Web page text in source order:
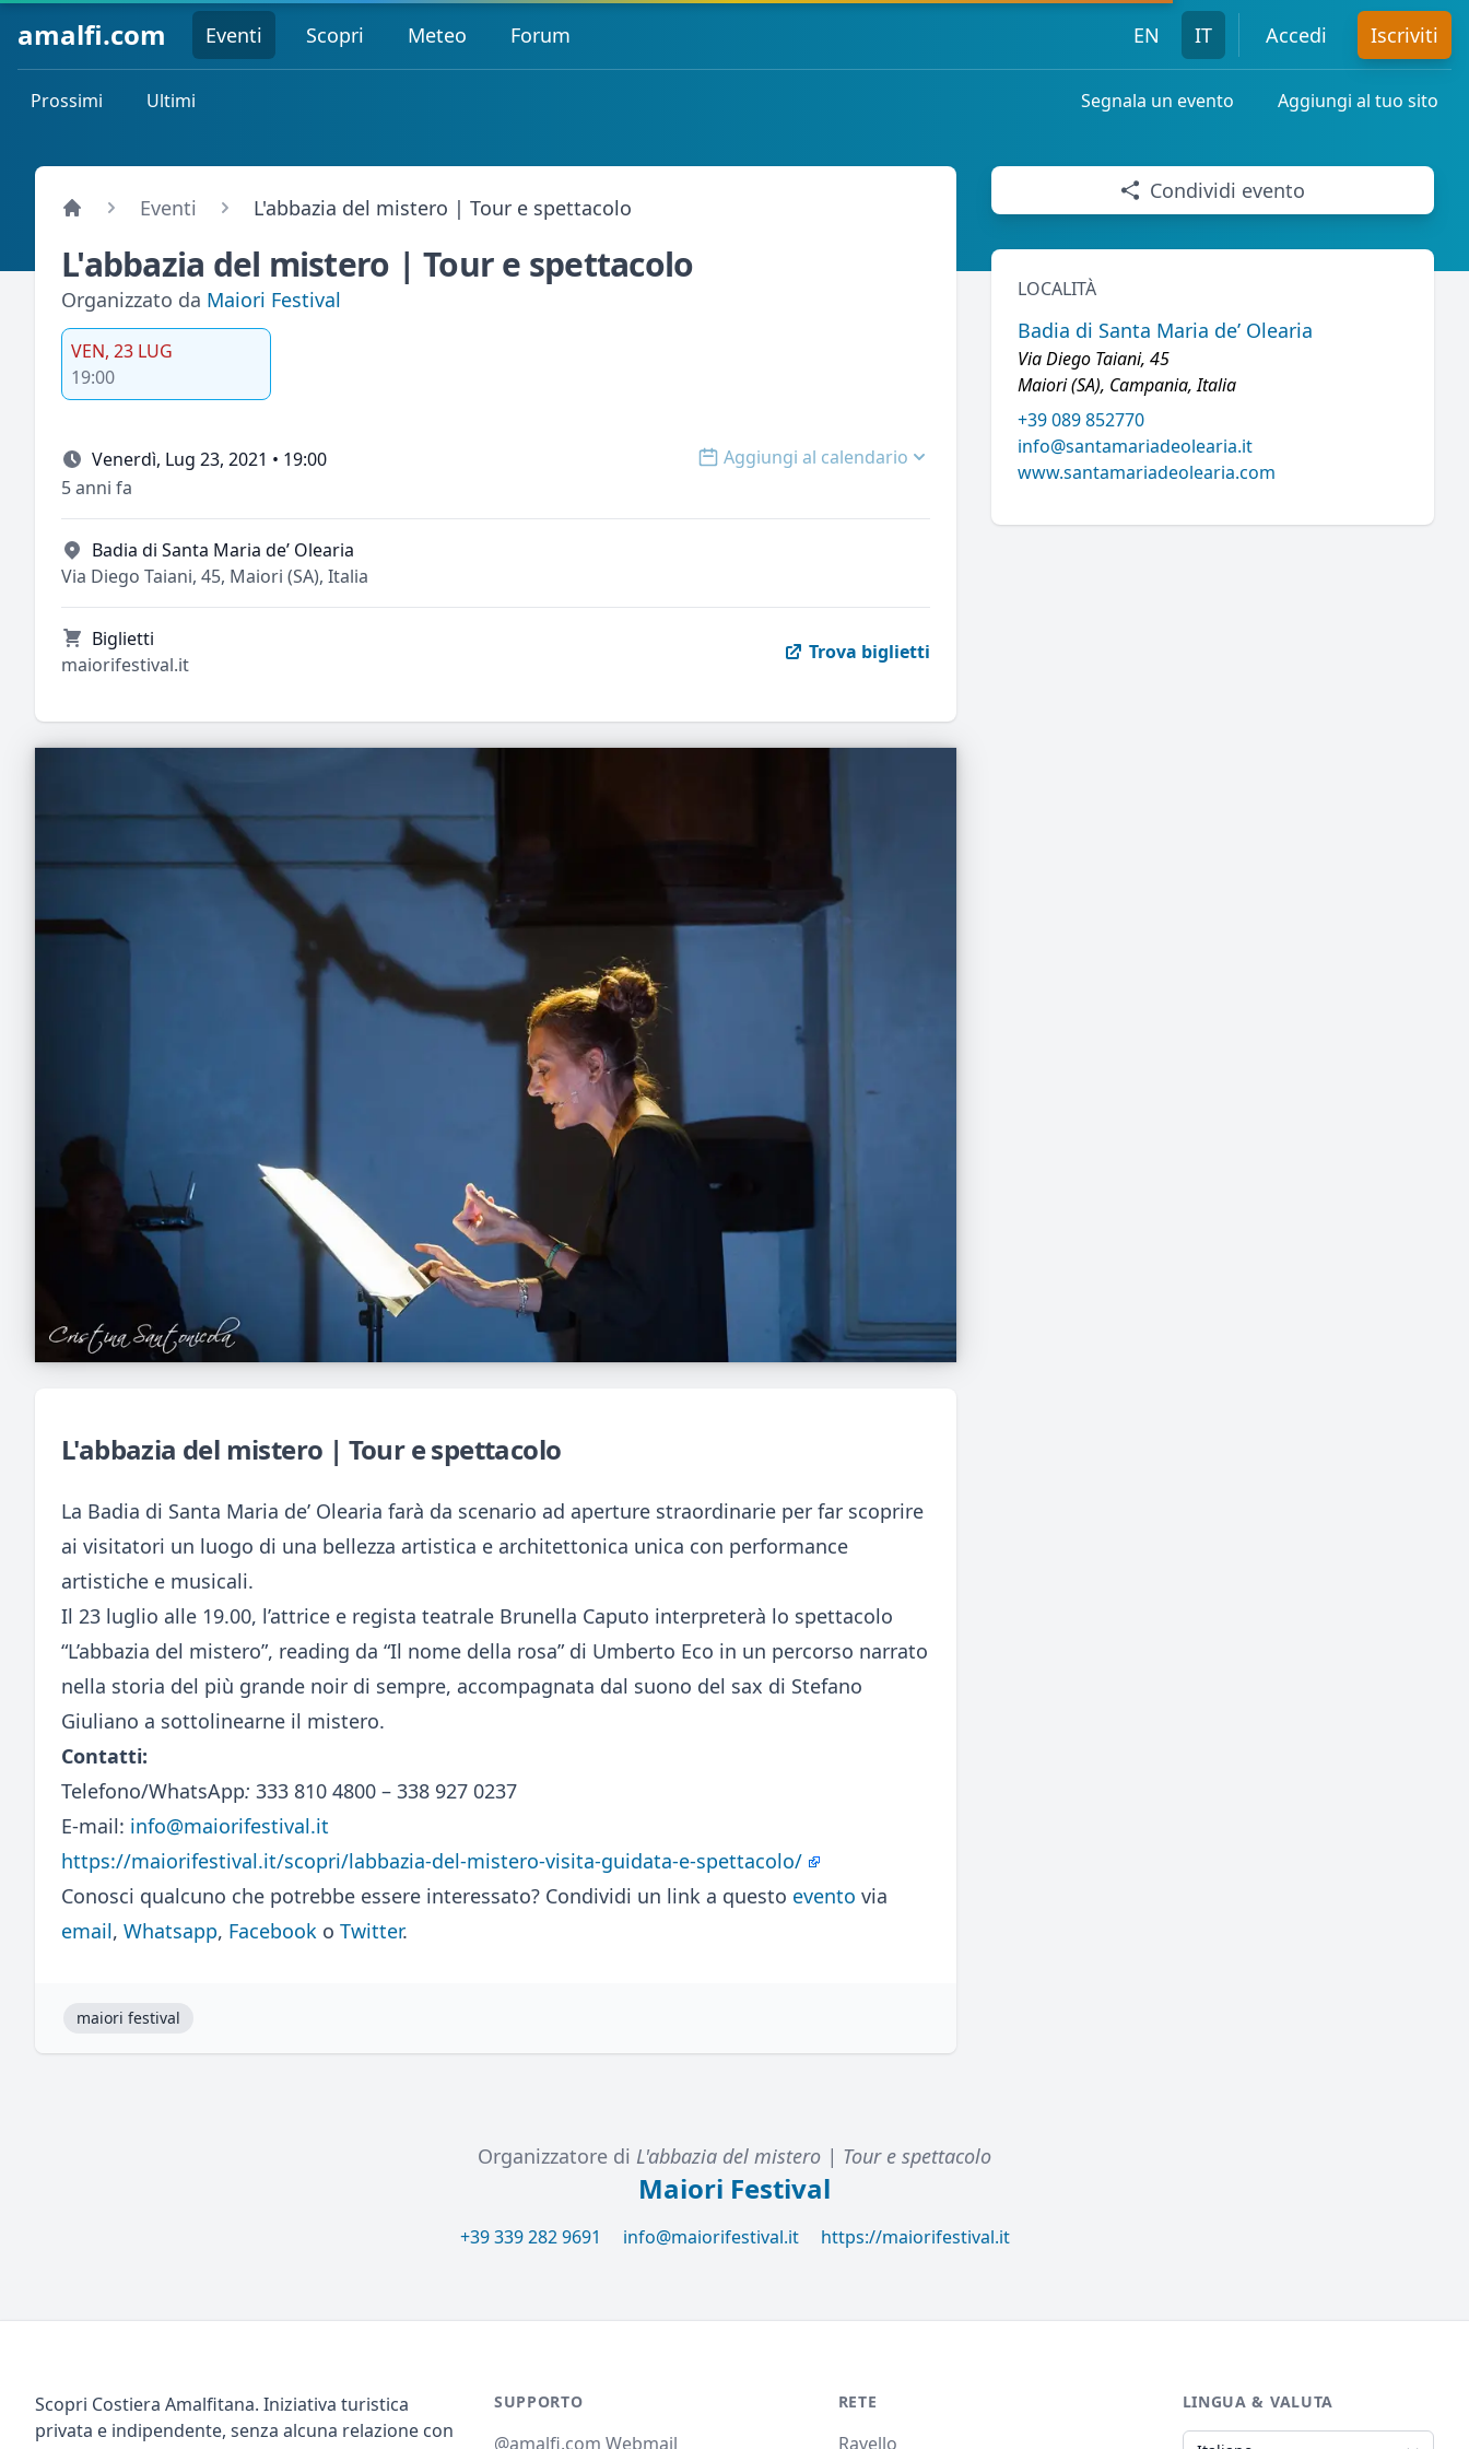
amalfi.com Eventi Scopri Meteo Forum EN IT Accedi Iscriviti
Prossimi Ultimi Segnala un evento Aggiungi al tuo sito
Eventi L'abbazia del mistero | Tour e spettacolo
L'abbazia del mistero | Tour e spettacolo
Organizzato da Maiori Festival
VEN, 23 LUG
19:00
Venerdì, Lug 23, 2021 • 19:00 Open options
Aggiungi al calendario
5 anni fa
Badia di Santa Maria de’ Olearia
Via Diego Taiani, 45, Maiori (SA), Italia
Biglietti
maiorifestival.it
Trova biglietti
L'abbazia del mistero | Tour e spettacolo
La Badia di Santa Maria de’ Olearia farà da scenario ad aperture straordinarie per far scoprire
ai visitatori un luogo di una bellezza artistica e architettonica unica con performance
artistiche e musicali.
Il 23 luglio alle 19.00, l’attrice e regista teatrale Brunella Caputo interpreterà lo spettacolo
“L’abbazia del mistero”, reading da “Il nome della rosa” di Umberto Eco in un percorso narrato
nella storia del più grande noir di sempre, accompagnata dal suono del sax di Stefano
Giuliano a sottolinearne il mistero.
Contatti:
Telefono/WhatsApp: 333 810 4800 – 338 927 0237
E-mail: info@maiorifestival.it
https://maiorifestival.it/scopri/labbazia-del-mistero-visita-guidata-e-spettacolo/
Conosci qualcuno che potrebbe essere interessato? Condividi un link a questo evento via
email, Whatsapp, Facebook o Twitter.
maiori festival
Condividi evento
LOCALITÀ
Badia di Santa Maria de’ Olearia
Via Diego Taiani, 45
Maiori (SA), Campania, Italia
+39 089 852770
info@santamariadeolearia.it
www.santamariadeolearia.com
Organizzatore di L'abbazia del mistero | Tour e spettacolo
Maiori Festival
+39 339 282 9691 info@maiorifestival.it https://maiorifestival.it
Scopri Costiera Amalfitana. Iniziativa turistica
privata e indipendente, senza alcuna relazione con
SUPPORTO
@amalfi.com Webmail
RETE
Ravello
LINGUA & VALUTA
Lingua